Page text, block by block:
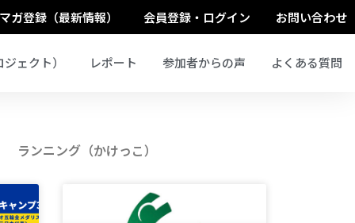
ガ登録（最新情報） 会員登録・ログイン お問い合わせ
ェクト） レポート 参加者からの声 よくある質問
ランニング（かけっこ）